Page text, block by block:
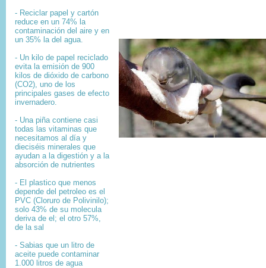
- Reciclar papel y cartón
reduce en un 74% la
contaminación del aire y en
un 35% la del agua.
- Un kilo de papel reciclado
evita la emisión de 900
kilos de dióxido de carbono
(CO2), uno de los
principales gases de efecto
invernadero.
- Una piña contiene casi
todas las vitaminas que
necesitamos al día y
dieciséis minerales que
ayudan a la digestión y a la
absorción de nutrientes
- El plastico que menos
depende del petroleo es el
PVC (Cloruro de Polivinilo);
solo 43% de su molecula
deriva de el; el otro 57%,
de la sal
- Sabias que un litro de
aceite puede contaminar
1.000 litros de agua